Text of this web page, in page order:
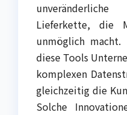
Lieferkette, die
unmöglich macht.
diese Tools
komplexen
gleichzeitig die
Solche